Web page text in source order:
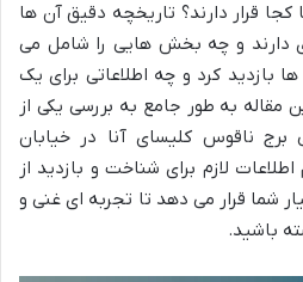
کجا قرار دارند؟ تاریخچه دقیق آن ها
و چه بخش هایی را شامل می
بازدید کرد و چه اطلاعاتی برای یک
مقاله به طور جامع به بررسی یکی از
برج ناقوس کلیسای آنا در خیابان
لازم برای شناخت و بازدید از
شما قرار می دهد تا تجربه ای غنی و
باشید.